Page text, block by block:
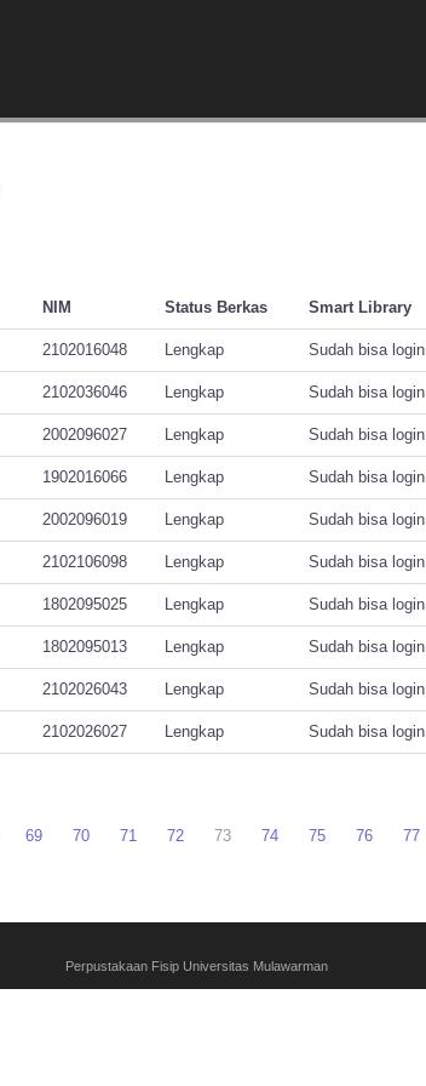
NIM Status Berkas Smart Library
69 70 71 72 73 74 75 76 77
2102016048 Lengkap Sudah bisa login
2102036046 Lengkap Sudah bisa login
2002096027 Lengkap Sudah bisa login
1902016066 Lengkap Sudah bisa login
2002096019 Lengkap Sudah bisa login
2102106098 Lengkap Sudah bisa login
1802095025 Lengkap Sudah bisa login
1802095013 Lengkap Sudah bisa login
2102026043 Lengkap Sudah bisa login
2102026027 Lengkap Sudah bisa login
Perpustakaan Fisip Universitas Mulawarman